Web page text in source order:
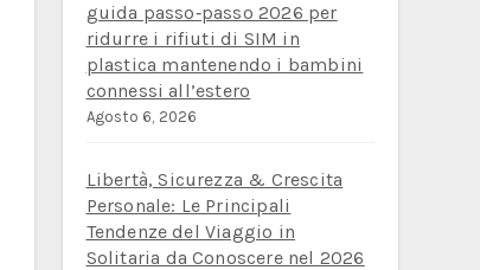
guida passo‑passo 2026 per
ridurre i rifiuti di SIM in
plastica mantenendo i bambini
connessi all’estero
Agosto 6, 2026
Libertà, Sicurezza & Crescita
Personale: Le Principali
Tendenze del Viaggio in
Solitaria da Conoscere nel 2026